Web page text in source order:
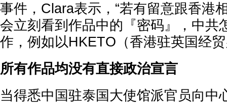
事件，Clara表示，“若有留意跟香港
会立刻看到作品中的『密码』，中共
作，例如以HKETO（香港驻英国经
所有作品均没有直接政治宣言
当得悉中国驻泰国大使馆派官员向中